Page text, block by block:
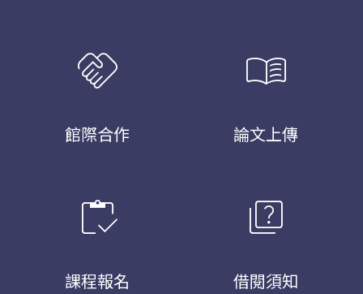
handshake
館際合作
menu_book
論文上傳
inventory
課程報名
quiz
借閱須知